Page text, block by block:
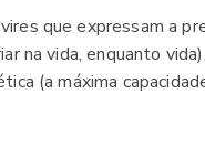
que expressam a
na vida, enquanto
(a máxima